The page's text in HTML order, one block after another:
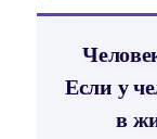
Если у
в